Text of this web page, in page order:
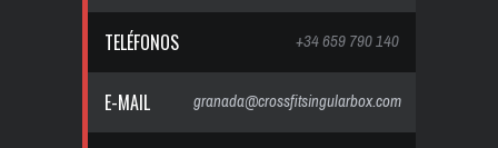
TELÉFONOS +34 659 790 140
E-MAIL granada@crossfitsingularbox.com